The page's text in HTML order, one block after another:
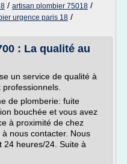
/ artisan plombier 75018 /
urgence paris 18 /
: La qualité au
un service de qualité à
de plomberie: fuite
bouchée et vous avez
à proximité de chez
nous contacter. Nous
24 heures/24. Suite à